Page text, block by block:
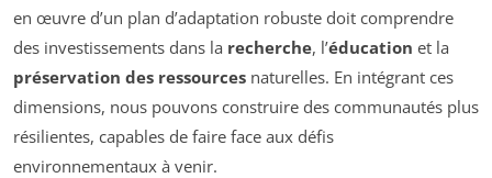
en œuvre d’un plan d’adaptation robuste doit comprendre
des investissements dans la recherche, l’éducation et la
préservation des ressources naturelles. En intégrant ces
dimensions, nous pouvons construire des communautés plus
résilientes, capables de faire face aux défis
environnementaux à venir.